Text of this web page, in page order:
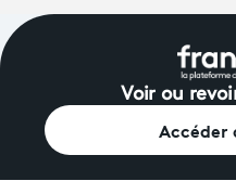
Voir ou